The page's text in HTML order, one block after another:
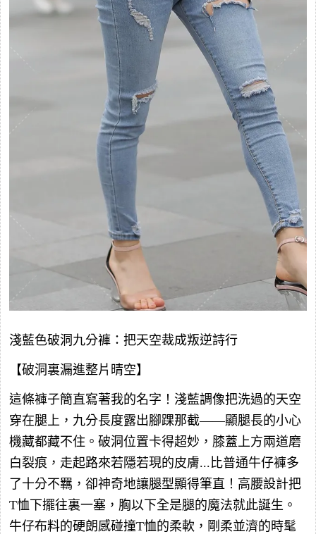
淺藍色破洞九分褲：把天空裁成叛逆詩行
【破洞裏漏進整片晴空】
這條褲子簡直寫著我的名字！淺藍調像把洗過的天空
穿在腿上，九分長度露出腳踝那截——顯腿長的小心
機藏都藏不住。破洞位置卡得超妙，膝蓋上方兩道磨
白裂痕，走起路來若隱若現的皮膚...比普通牛仔褲多
了十分不羈，卻神奇地讓腿型顯得筆直！高腰設計把
T恤下擺往裏一塞，胸以下全是腿的魔法就此誕生。
牛仔布料的硬朗感碰撞T恤的柔軟，剛柔並濟的時髦